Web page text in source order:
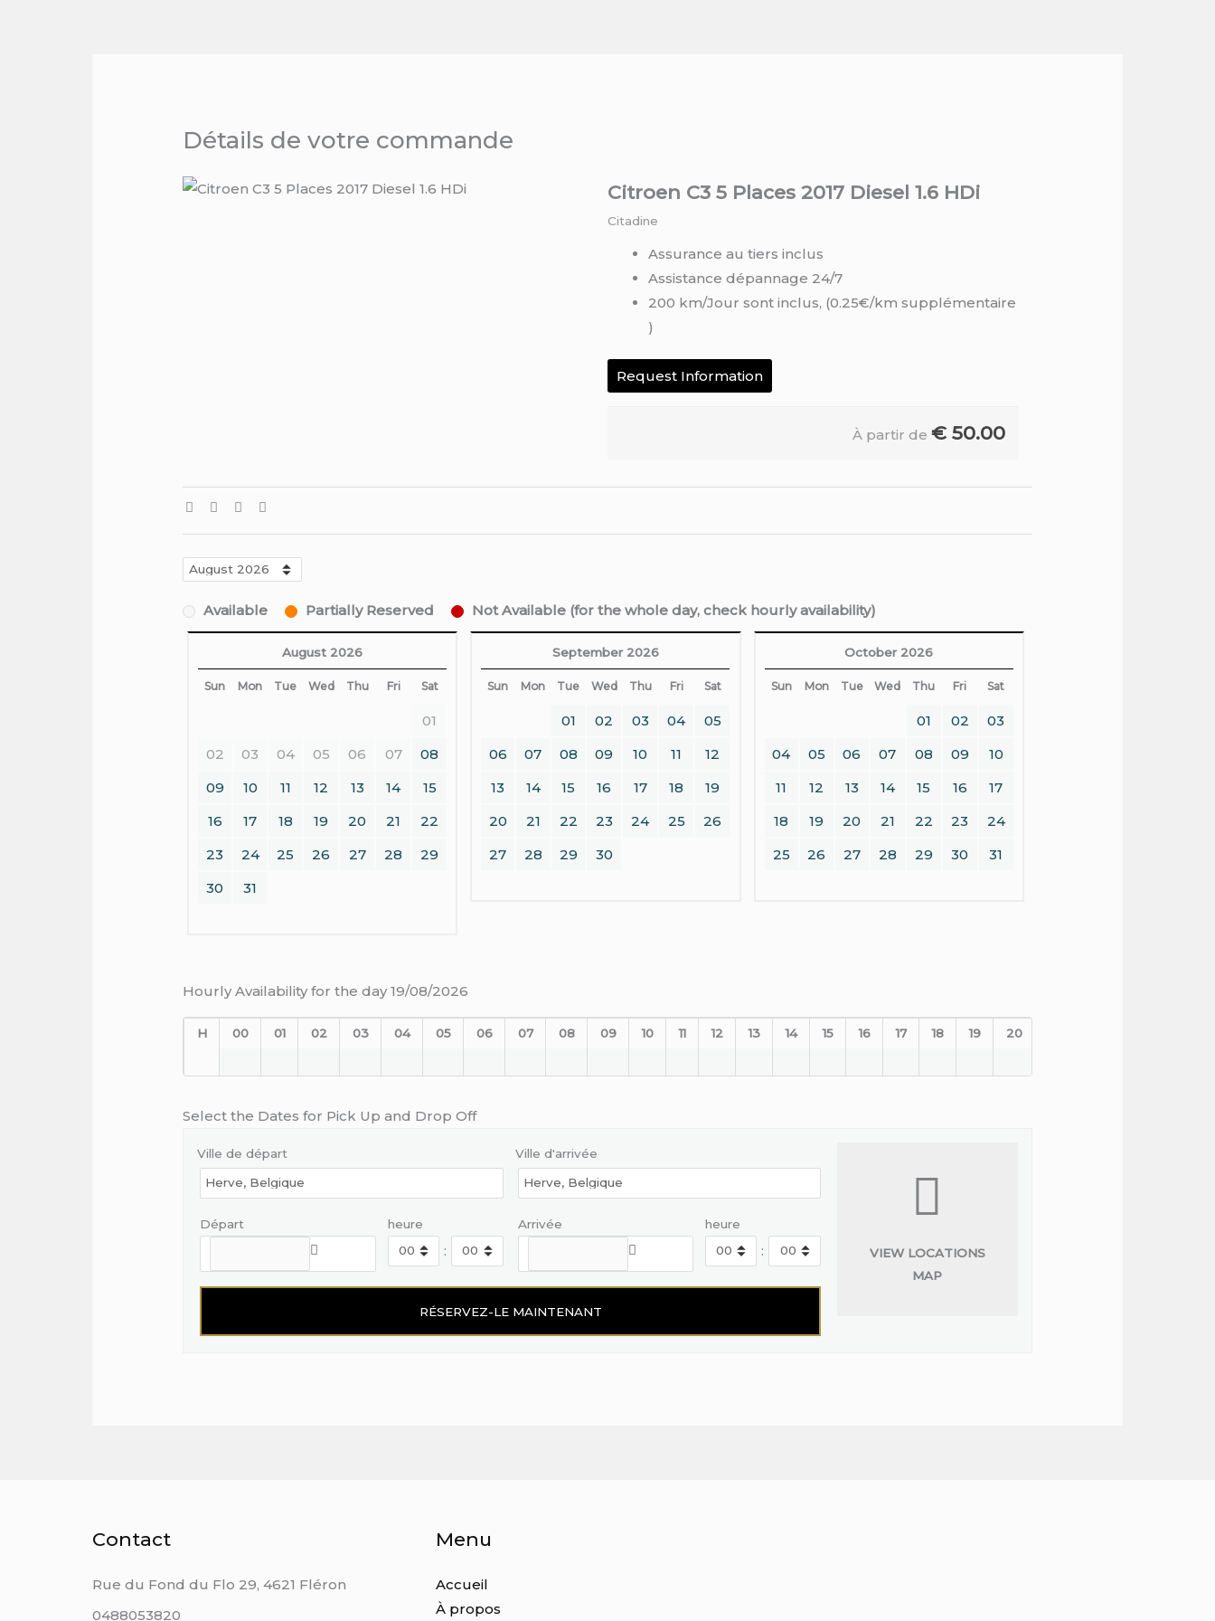
Détails de votre commande
Citroen C3 5 Places 2017 Diesel 1.6 HDi
Citadine
Assurance au tiers inclus
Assistance dépannage 24/7
200 km/Jour sont inclus, (0.25€/km supplémentaire
)
Request Information
À partir de € 50.00
Available Partially Reserved Not Available (for the whole day, check hourly availability)
August 2026
Sun Mon Tue Wed Thu Fri Sat
01
02
03 04 05 06 07
08
09
10 11 12 13 14
15
16
17 18 19 20 21
22
23
24 25 26 27 28
29
30
31
September 2026
Sun Mon Tue Wed Thu Fri Sat
01 02 03 04
05
06
07 08 09 10 11
12
13
14 15 16 17 18
19
20
21 22 23 24 25
26
27
28 29 30
October 2026
Sun Mon Tue Wed Thu Fri Sat
01 02
03
04
05 06 07 08 09
10
11
12 13 14 15 16
17
18
19 20 21 22 23
24
25
26 27 28 29 30 31
Hourly Availability for the day 19/08/2026
H 00 01 02 03 04 05 06 07 08 09 10 11 12 13 14 15 16 17 18 19 20
Select the Dates for Pick Up and Drop Off
Ville de départ Ville d'arrivée
Départ heure
:
Arrivée heure
:
VIEW LOCATIONS
MAP
Contact
Rue du Fond du Flo 29, 4621 Fléron
0488053820
Menu
Accueil
À propos